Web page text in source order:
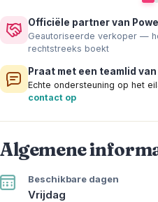
Officiële partner van
Geautoriseerde verkoper —
rechtstreeks boekt
Praat met een teamlid
Echte ondersteuning op het
contact op
Algemene
Beschikbare dagen
Vrijdag